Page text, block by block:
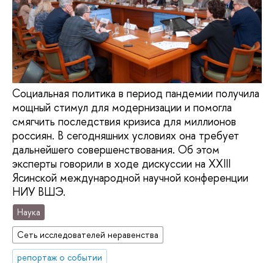
Социальная политика в период пандемии получила
мощный стимул для модернизации и помогла
смягчить последствия кризиса для миллионов
россиян. В сегодняшних условиях она требует
дальнейшего совершенствования. Об этом
эксперты говорили в ходе дискуссии на XXIII
Ясинской международной научной конференции
НИУ ВШЭ.
Наука
Сеть исследователей неравенства
репортаж о событии